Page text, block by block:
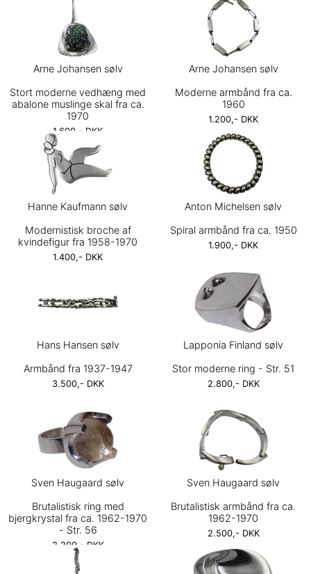
Arne Johansen sølv
Stort moderne vedhæng med
abalone muslinge skal fra ca.
1970
1.600,- DKK
Arne Johansen sølv
Moderne armbånd fra ca.
1960
1.200,- DKK
Hanne Kaufmann sølv
Modernistisk broche af
kvindefigur fra 1958-1970
1.400,- DKK
Anton Michelsen sølv
Spiral armbånd fra ca. 1950
1.900,- DKK
Hans Hansen sølv
Armbånd fra 1937-1947
3.500,- DKK
Lapponia Finland sølv
Stor moderne ring - Str. 51
2.800,- DKK
Sven Haugaard sølv
Brutalistisk ring med
bjergkrystal fra ca. 1962-1970
- Str. 56
2.200,- DKK
Sven Haugaard sølv
Brutalistisk armbånd fra ca.
1962-1970
2.500,- DKK